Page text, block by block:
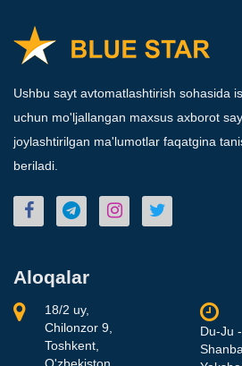
Ushbu sayt avtomatlashtirish sohasida
uchun mo'ljallangan maxsus axborot
joylashtirilgan ma'lumotlar faqatgina
beriladi.
Aloqalar
18/2 uy,
Chilonzor 9,
Toshkent,
Du-Ju